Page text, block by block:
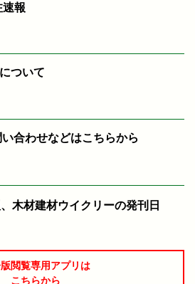
速報
ついて
合わせなどはこちらから
木材建材ウイクリーの発刊日
閲覧専用アプリは
こちらから